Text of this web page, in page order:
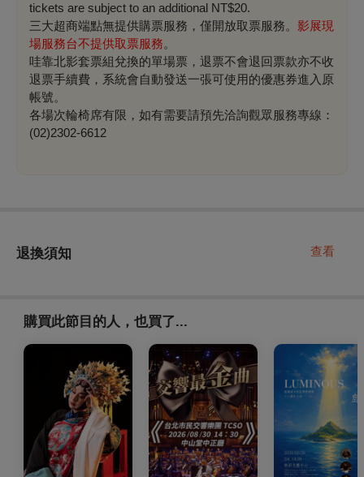
tickets are subject to an additional NT$20.
三大超商端點無提供購票服務，僅開放取票服務。 影展現
場服務台不提供取票服務。
哇靠北影套票組兌換的單場票，退票不會退回票款亦不收
退票手續費，系統會自動發送一張可使用的優惠券進入原
帳號。
各場次輪椅席有限，如有需要請預先洽詢觀眾服務專線：
(02)2302-6612
退換須知 查看
購買此節目的人，也買了...